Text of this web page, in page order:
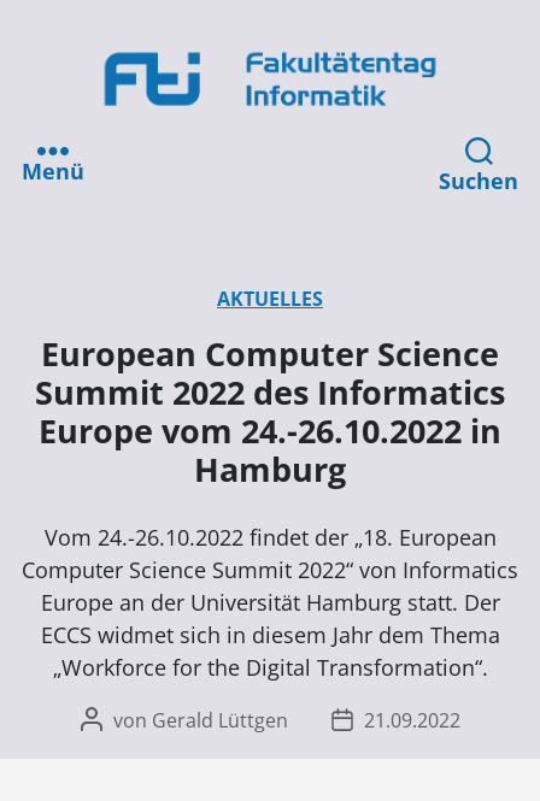
Suchen
Menü
AKTUELLES
European Computer Science
Summit 2022 des Informatics
Europe vom 24.-26.10.2022 in
Hamburg
Vom 24.-26.10.2022 findet der „18. European
Computer Science Summit 2022“ von Informatics
Europe an der Universität Hamburg statt. Der
ECCS widmet sich in diesem Jahr dem Thema
„Workforce for the Digital Transformation“.
von Gerald Lüttgen 21.09.2022